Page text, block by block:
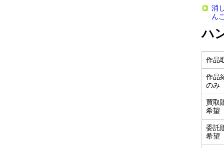
消
ん
ハ
作品
作品
のみ
買取
希望
委託
希望